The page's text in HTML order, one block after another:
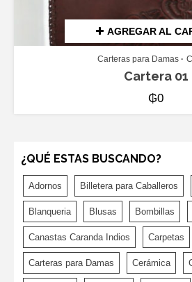
AGREGAR AL
Carteras para Damas
Cartera 01
₲0
¿QUÉ ESTAS BUSCANDO?
Adornos Billetera para Caballeros
Blanqueria Blusas Bombillas
Canastas Caranda Indios Carpetas
Carteras para Damas Cerámica